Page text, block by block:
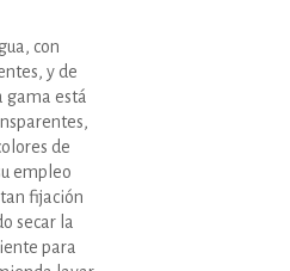
con
y de
gama está
de
empleo
fijación
secar la
para